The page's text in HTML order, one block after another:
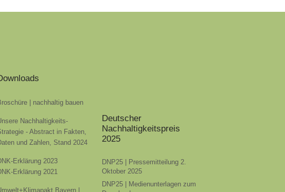
| nachhaltig bauen
Nachhaltigkeits-
- Abstract in Fakten,
und Zahlen, Stand 2024
Erklärung 2023
Erklärung 2021
Bayern |
Deutscher
Nachhaltigkeitspreis
2025
DNP25 | Pressemitteilung 2.
Oktober 2025
DNP25 | Medienunterlagen zum